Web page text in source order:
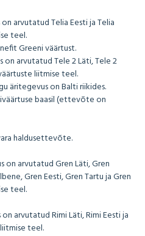
arvutatud Telia Eesti ja Telia
teel.
Greeni väärtust.
arvutatud Tele 2 Läti, Tele 2
liitmise teel.
äritegevus on Balti riikides.
baasil (ettevõte on
haldusettevõte.
on arvutatud Gren Läti, Gren
Gren Eesti, Gren Tartu ja Gren
teel.
arvutatud Rimi Läti, Rimi Eesti ja
teel.